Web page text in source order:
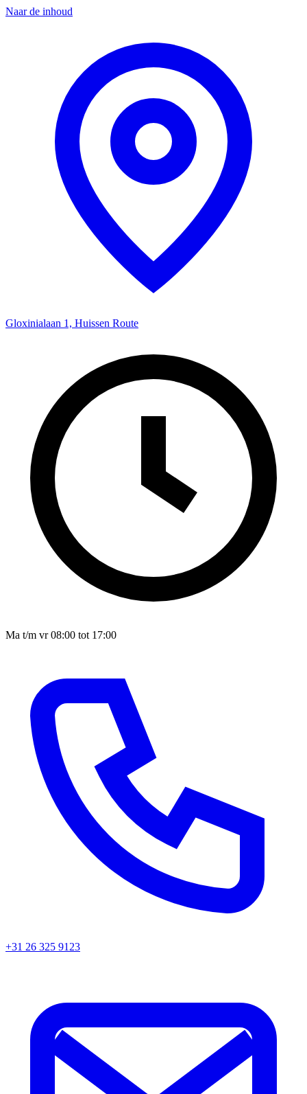
Naar de inhoud
Gloxinialaan 1, Huissen Route
Ma t/m vr 08:00 tot 17:00
+31 26 325 9123